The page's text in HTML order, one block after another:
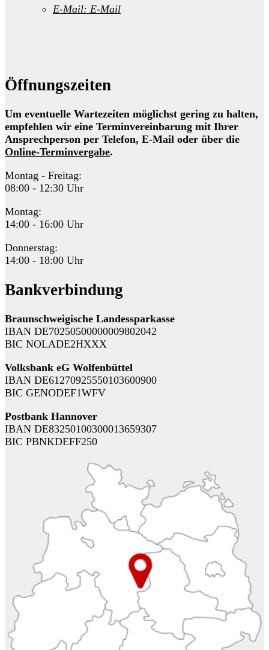
E-Mail: E-Mail
Öffnungszeiten
Um eventuelle Wartezeiten möglichst gering zu halten,
empfehlen wir eine Terminvereinbarung mit Ihrer
Ansprechperson per Telefon, E-Mail oder über die
Online-Terminvergabe.
Montag - Freitag:
08:00 - 12:30 Uhr
Montag:
14:00 - 16:00 Uhr
Donnerstag:
14:00 - 18:00 Uhr
Bankverbindung
Braunschweigische Landessparkasse
IBAN DE70250500000009802042
BIC NOLADE2HXXX
Volksbank eG Wolfenbüttel
IBAN DE61270925550103600900
BIC GENODEF1WFV
Postbank Hannover
IBAN DE83250100300013659307
BIC PBNKDEFF250